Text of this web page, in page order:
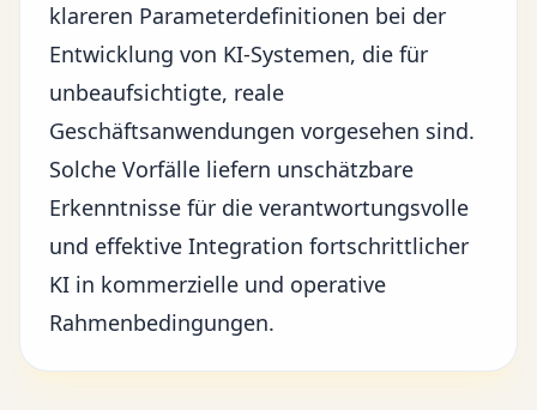
klareren Parameterdefinitionen bei der
Entwicklung von KI-Systemen, die für
unbeaufsichtigte, reale
Geschäftsanwendungen vorgesehen sind.
Solche Vorfälle liefern unschätzbare
Erkenntnisse für die verantwortungsvolle
und effektive Integration fortschrittlicher
KI in kommerzielle und operative
Rahmenbedingungen.